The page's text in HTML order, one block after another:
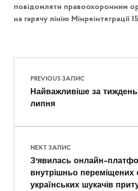
повідомляти правоохоронним
на гарячу лінію Мінреінтеграції
Skip back to main navigation
Навігація записів
PREVIOUS ЗАПИС
Найважливіше за
липня
NEXT ЗАПИС
З’явилась онлайн-
внутрішньо переміщених
українських шукачів